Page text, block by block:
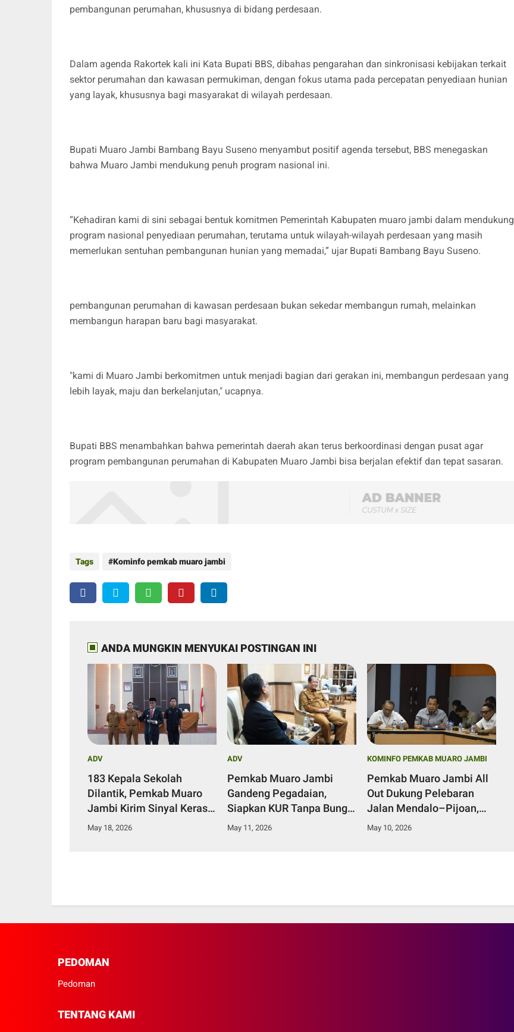
pembangunan perumahan, khususnya di bidang perdesaan.
Dalam agenda Rakortek kali ini Kata Bupati BBS, dibahas pengarahan dan sinkronisasi kebijakan terkait
sektor perumahan dan kawasan permukiman, dengan fokus utama pada percepatan penyediaan hunian
yang layak, khususnya bagi masyarakat di wilayah perdesaan.
Bupati Muaro Jambi Bambang Bayu Suseno menyambut positif agenda tersebut, BBS menegaskan
bahwa Muaro Jambi mendukung penuh program nasional ini.
“Kehadiran kami di sini sebagai bentuk komitmen Pemerintah Kabupaten muaro jambi dalam mendukung
program nasional penyediaan perumahan, terutama untuk wilayah-wilayah perdesaan yang masih
memerlukan sentuhan pembangunan hunian yang memadai,” ujar Bupati Bambang Bayu Suseno.
pembangunan perumahan di kawasan perdesaan bukan sekedar membangun rumah, melainkan
membangun harapan baru bagi masyarakat.
"kami di Muaro Jambi berkomitmen untuk menjadi bagian dari gerakan ini, membangun perdesaan yang
lebih layak, maju dan berkelanjutan," ucapnya.
Bupati BBS menambahkan bahwa pemerintah daerah akan terus berkoordinasi dengan pusat agar
program pembangunan perumahan di Kabupaten Muaro Jambi bisa berjalan efektif dan tepat sasaran.
Tags Kominfo pemkab muaro jambi
ANDA MUNGKIN MENYUKAI POSTINGAN INI
ADV
183 Kepala Sekolah
Dilantik, Pemkab Muaro
Jambi Kirim Sinyal Keras
Benahi Pendidikan
May 18, 2026
ADV
Pemkab Muaro Jambi
Gandeng Pegadaian,
Siapkan KUR Tanpa Bunga
untuk Tekan Kemiskinan
May 11, 2026
KOMINFO PEMKAB MUARO JAMBI
Pemkab Muaro Jambi All
Out Dukung Pelebaran
Jalan Mendalo–Pijoan,
BBS Siap Turun Tangan
May 10, 2026
PEDOMAN
Pedoman
TENTANG KAMI